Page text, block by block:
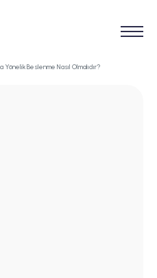
Beslenme Nasıl Olmalıdır?